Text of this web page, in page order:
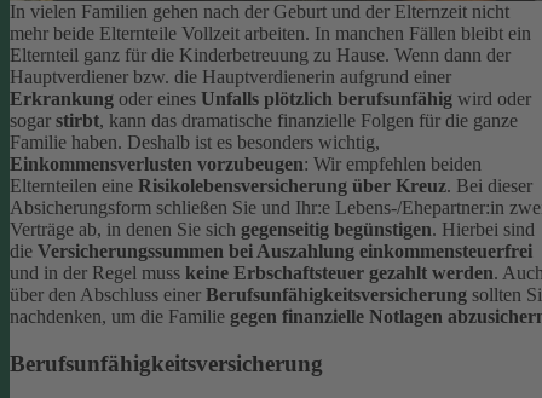
In vielen Familien gehen nach der Geburt und der Elternzeit nicht
mehr beide Elternteile Vollzeit arbeiten. In manchen Fällen bleibt ein
Elternteil ganz für die Kinderbetreuung zu Hause. Wenn dann der
Hauptverdiener bzw. die Hauptverdienerin aufgrund einer
Erkrankung oder eines Unfalls plötzlich berufsunfähig wird oder
sogar stirbt, kann das dramatische finanzielle Folgen für die ganze
Familie haben. Deshalb ist es besonders wichtig,
Einkommensverlusten vorzubeugen: Wir empfehlen beiden
Elternteilen eine Risikolebensversicherung über Kreuz. Bei dieser
Absicherungsform schließen Sie und Ihr:e Lebens-/Ehepartner:in
Verträge ab, in denen Sie sich gegenseitig begünstigen. Hierbei sind
die Versicherungssummen bei Auszahlung einkommensteuerfrei
und in der Regel muss keine Erbschaftsteuer gezahlt werden.
über den Abschluss einer Berufsunfähigkeitsversicherung sollten
nachdenken, um die Familie gegen finanzielle Notlagen
Berufsunfähigkeitsversicherung